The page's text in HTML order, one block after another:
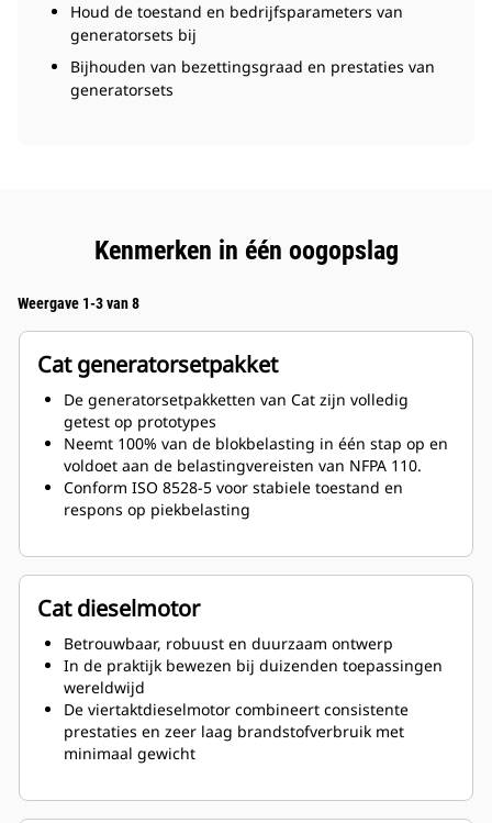
Houd de toestand en bedrijfsparameters van
generatorsets bij
Bijhouden van bezettingsgraad en prestaties van
generatorsets
Kenmerken in één oogopslag
Weergave 1-3 van 8
Cat generatorsetpakket
De generatorsetpakketten van Cat zijn volledig
getest op prototypes
Neemt 100% van de blokbelasting in één stap op en
voldoet aan de belastingvereisten van NFPA 110.
Conform ISO 8528-5 voor stabiele toestand en
respons op piekbelasting
Cat dieselmotor
Betrouwbaar, robuust en duurzaam ontwerp
In de praktijk bewezen bij duizenden toepassingen
wereldwijd
De viertaktdieselmotor combineert consistente
prestaties en zeer laag brandstofverbruik met
minimaal gewicht